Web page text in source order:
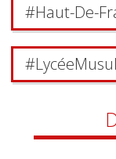
#Haut-De-
#Lycée